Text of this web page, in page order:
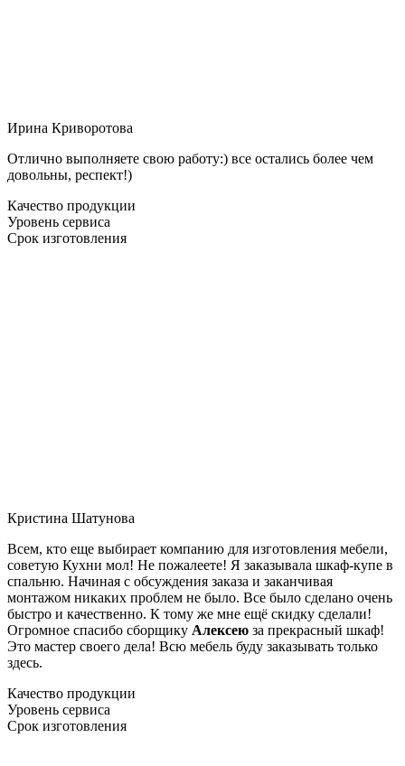
Ирина Криворотова
Отлично выполняете свою работу:) все остались более чем
довольны, респект!)
Качество продукции
Уровень сервиса
Срок изготовления
Кристина Шатунова
Всем, кто еще выбирает компанию для изготовления мебели,
советую Кухни мол! Не пожалеете! Я заказывала шкаф-купе в
спальню. Начиная с обсуждения заказа и заканчивая
монтажом никаких проблем не было. Все было сделано очень
быстро и качественно. К тому же мне ещё скидку сделали!
Огромное спасибо сборщику Алексею за прекрасный шкаф!
Это мастер своего дела! Всю мебель буду заказывать только
здесь.
Качество продукции
Уровень сервиса
Срок изготовления